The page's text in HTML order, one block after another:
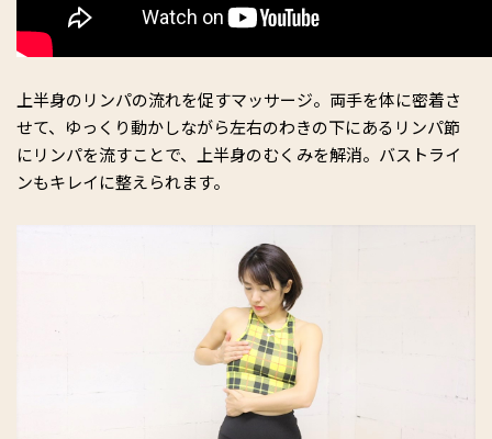
上半身のリンパの流れを促すマッサージ。両手を体に密着さ
せて、ゆっくり動かしながら左右のわきの下にあるリンパ節
にリンパを流すことで、上半身のむくみを解消。バストライ
ンもキレイに整えられます。